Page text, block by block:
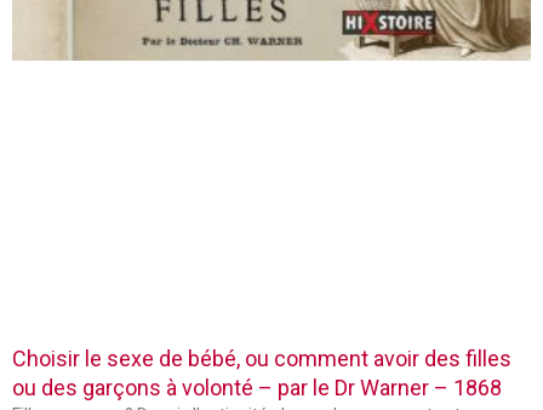
Choisir le sexe de bébé, ou comment avoir des filles
ou des garçons à volonté – par le Dr Warner – 1868